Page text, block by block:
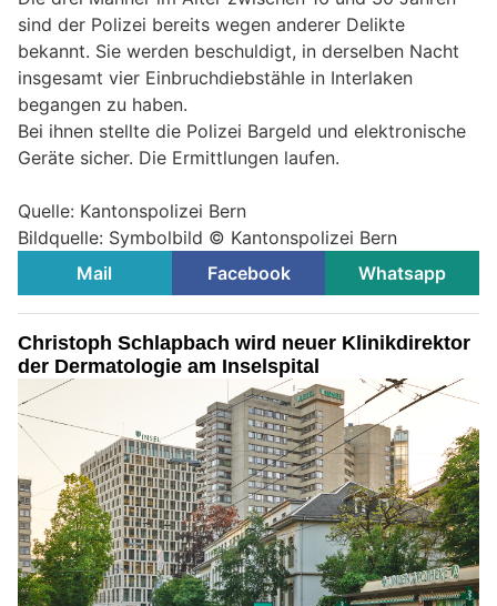
sind der Polizei bereits wegen anderer Delikte
bekannt. Sie werden beschuldigt, in derselben Nacht
insgesamt vier Einbruchdiebstähle in Interlaken
begangen zu haben.
Bei ihnen stellte die Polizei Bargeld und elektronische
Geräte sicher. Die Ermittlungen laufen.
Quelle: Kantonspolizei Bern
Bildquelle: Symbolbild © Kantonspolizei Bern
Mail
Facebook Whatsapp
Christoph Schlapbach wird neuer Klinikdirektor
der Dermatologie am Inselspital